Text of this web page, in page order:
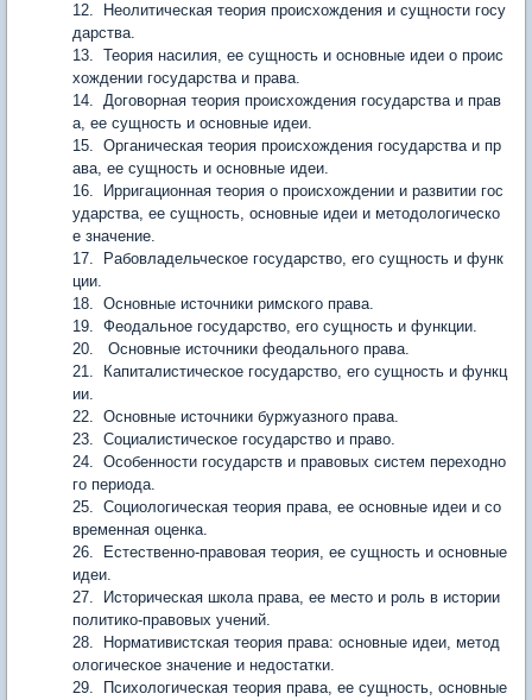
12. Неолитическая теория происхождения и сущности госу
дарства.
13. Теория насилия, ее сущность и основные идеи о проис
хождении государства и права.
14. Договорная теория происхождения государства и прав
а, ее сущность и основные идеи.
15. Органическая теория происхождения государства и пр
ава, ее сущность и основные идеи.
16. Ирригационная теория о происхождении и развитии гос
ударства, ее сущность, основные идеи и методологическо
е значение.
17. Рабовладельческое государство, его сущность и функ
ции.
18. Основные источники римского права.
19. Феодальное государство, его сущность и функции.
20. Основные источники феодального права.
21. Капиталистическое государство, его сущность и функц
ии.
22. Основные источники буржуазного права.
23. Социалистическое государство и право.
24. Особенности государств и правовых систем переходно
го периода.
25. Социологическая теория права, ее основные идеи и со
временная оценка.
26. Естественно-правовая теория, ее сущность и основные
идеи.
27. Историческая школа права, ее место и роль в истории
политико-правовых учений.
28. Нормативистская теория права: основные идеи, метод
ологическое значение и недостатки.
29. Психологическая теория права, ее сущность, основные